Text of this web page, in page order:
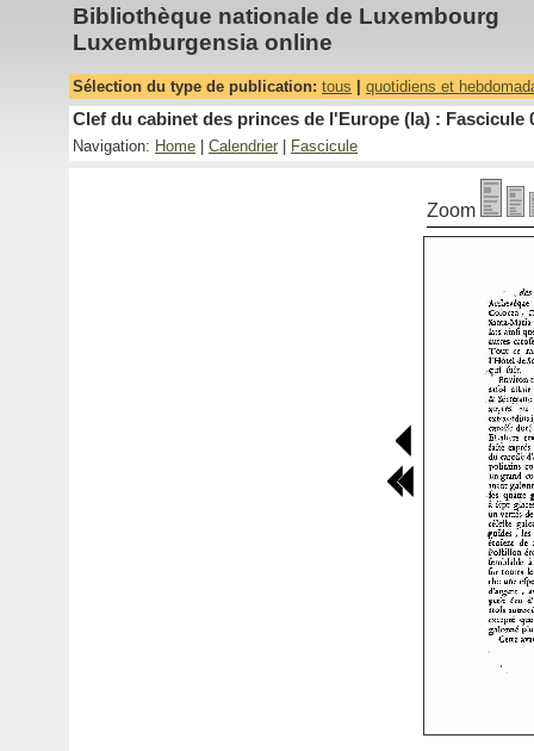
Bibliothèque nationale de Luxembourg
Luxemburgensia online
Sélection du type de publication: tous quotidiens et
Clef du cabinet des princes de l'Europe (la) : Fascicule
Navigation: Home Calendrier Fascicule
Zoom